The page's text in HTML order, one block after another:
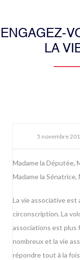
ENGAGEZ-
LA
5 novembre
Madame la Députée,
Madame la
La vie associative
circonscription. La
associations est plus
nombreux et la vie
répondre tout à la